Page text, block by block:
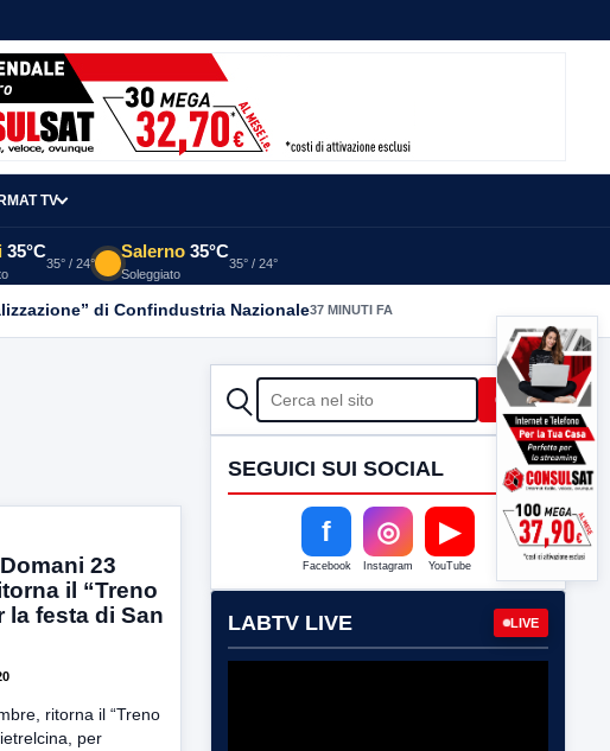
TV
35°C
35° / 24°
Salerno 35°C
Soleggiato
35° / 24°
di Confindustria Nazionale37 MINUTI FA
23
il “Treno
la festa di San
ritorna il “Treno
per
CERCA Cerca
SEGUICI SUI SOCIAL
f
Facebook
◎
Instagram
▶
YouTube
LABTV LIVE LIVE